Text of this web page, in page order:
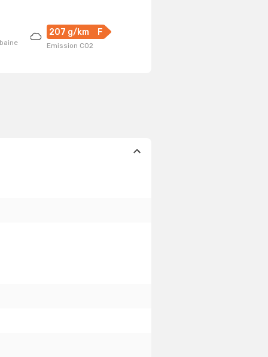
207 g/km F
Emission CO2